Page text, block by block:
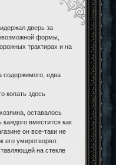
дверь за
формы,
трактирах и на
содержимого, едва
копать здесь
оставалось
вместится как
он все-таки не
его умиротворял.
на стекле